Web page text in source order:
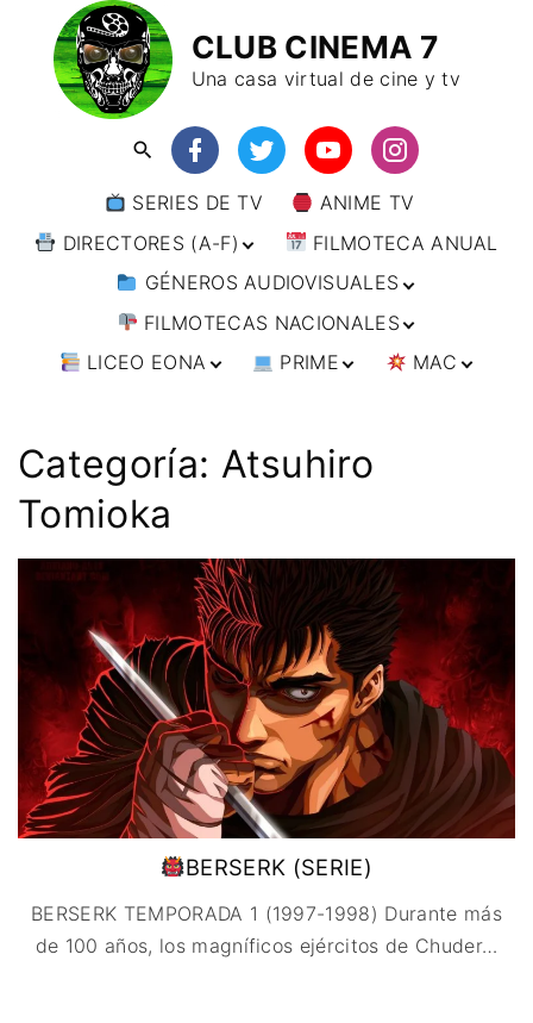
CLUB CINEMA 7
Una casa virtual de cine y tv
SERIES DE TV
ANIME TV
DIRECTORES (A-F)
DIRECTORES (F-L)
DIRECTORES (L-
W)
FILMOTECA ANUAL
GÉNEROS AUDIOVISUALES
ANIMACIÓN
ARTES MARCIALES
CINE DOCUMENTAL
CINE NEGRO / CRIMEN /
ESPIONAJE
COMEDIA
DRAMA
ÉPICO / MITOLÓGICO
EXPERIMENTOS
FANTÁSTICO
MUSICAL
TERROR
WESTERN / CHAMBARA
FILMOTECAS NACIONALES
AFRICA
CHILE
MÉXICO
URUGUAY
ASIA
JAPÓN
EUROPA
ALEMANIA
BÉLGICA
DINAMARCA
ESPAÑA
FRANCIA
ITALIA
PAISES BAJOS
REINO UNIDO
SERBIA​
SUECIA
OCEANIA
LICEO EONA
TALLERES
ONLINE
FILM DOCTOR
SERVICIOS DE
COMPUTACIÓN
DISEÑO WEB
CONTACTO
TARJETA
DIGITAL
PRIME
IMPRESCINDIBLES
MAC
Categoría: Atsuhiro
Tomioka
BERSERK (SERIE)
BERSERK TEMPORADA 1 (1997-1998) Durante más
de 100 años, los magníficos ejércitos de Chuder…